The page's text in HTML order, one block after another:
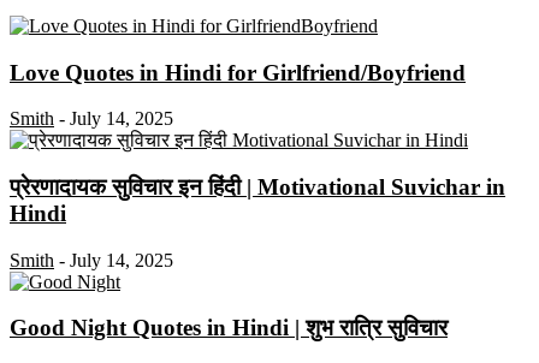
Love Quotes in Hindi for Girlfriend/Boyfriend
Smith - July 14, 2025
प्रेरणादायक सुविचार इन हिंदी | Motivational Suvichar in
Hindi
Smith - July 14, 2025
Good Night Quotes in Hindi | शुभ रात्रि सुविचार